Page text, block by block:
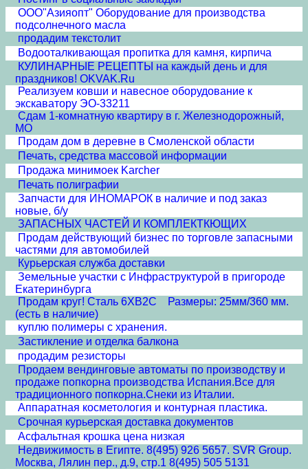
ООО"Азияопт" Оборудование для производства
подсолнечного масла
продадим текстолит
Водооталкивающая пропитка для камня, кирпича
КУЛИНАРНЫЕ РЕЦЕПТЫ на каждый день и для
праздников! OKVAK.Ru
Реализуем ковши и навесное оборудование к
экскаватору ЭО-33211
Сдам 1-комнатную квартиру в г. Железнодорожный,
МО
Продам дом в деревне в Смоленской области
Печать, средства массовой информации
Продажа минимоек Karcher
Печать полиграфии
Запчасти для ИНОМАРОК в наличие и под заказ
новые, б/у
ЗАПАСНЫХ ЧАСТЕЙ И КОМПЛЕКТКЮЩИХ
Продам действующий бизнес по торговле запасными
частями для автомобилей
Курьерская служба доставки
Земельные участки с Инфраструктурой в пригороде
Екатеринбурга
Продам круг! Сталь 6ХВ2С Размеры: 25мм/360 мм.
(есть в наличие)
куплю полимеры с хранения.
Застикление и отделка балкона
продадим резисторы
Продаем вендинговые автоматы по производству и
продаже попкорна производства Испания.Все для
традиционного попкорна.Снеки из Италии.
Аппаратная косметология и контурная пластика.
Срочная курьерская доставка документов
Асфальтная крошка цена низкая
Недвижимость в Египте. 8(495) 926 5657. SVR Group.
Москва, Лялин пер., д.9, стр.1 8(495) 505 5131